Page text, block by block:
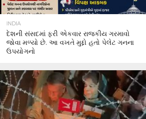
INDIA
દેશની સંસદમાં ફરી એકવાર રાજકીય ગરમાવો
જોવા મળ્યો છે. આ વખતે મુદ્દો હતો પેલેટ ગનના
ઉપયોગનો